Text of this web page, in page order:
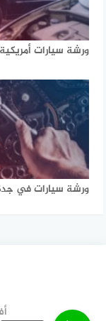
ورشة سيارات
ورشة سيارات في